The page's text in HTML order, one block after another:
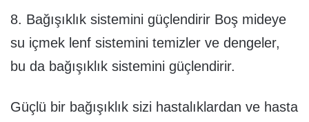
8. Bağışıklık sistemini güçlendirir Boş mideye
su içmek lenf sistemini temizler ve dengeler,
bu da bağışıklık sistemini güçlendirir.
Güçlü bir bağışıklık sizi hastalıklardan ve hasta